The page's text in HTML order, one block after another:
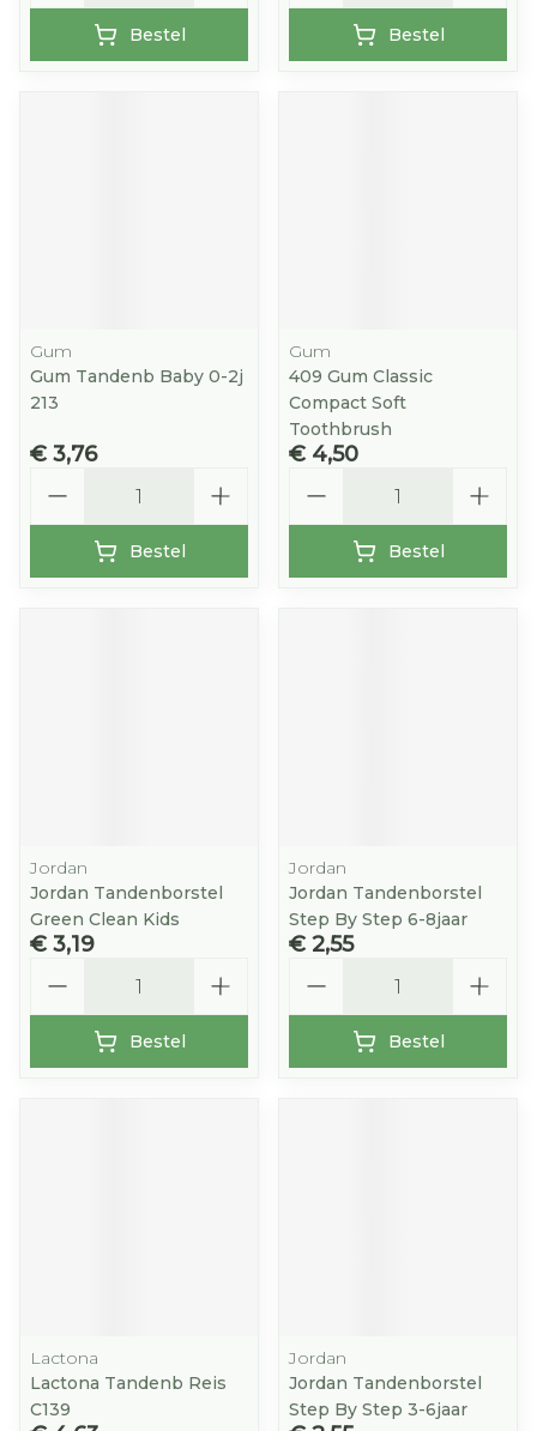
Bestel Bestel
Gum
Gum Tandenb Baby 0-2j
213
€ 3,76
Bestel
Gum
409 Gum Classic
Compact Soft
Toothbrush
€ 4,50
Bestel
Jordan
Jordan Tandenborstel
Green Clean Kids
€ 3,19
Bestel
Jordan
Jordan Tandenborstel
Step By Step 6-8jaar
€ 2,55
Bestel
Lactona
Lactona Tandenb Reis
C139
Jordan
Jordan Tandenborstel
Step By Step 3-6jaar